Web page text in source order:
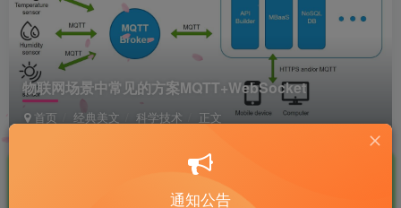
物联网场景中常见的方案MQTT+WebSocket
首页 经典美文 科学技术 正文
极好 · 1000
通知公告